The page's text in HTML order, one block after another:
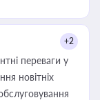
+2
переваги у
новітніх
обслуговування